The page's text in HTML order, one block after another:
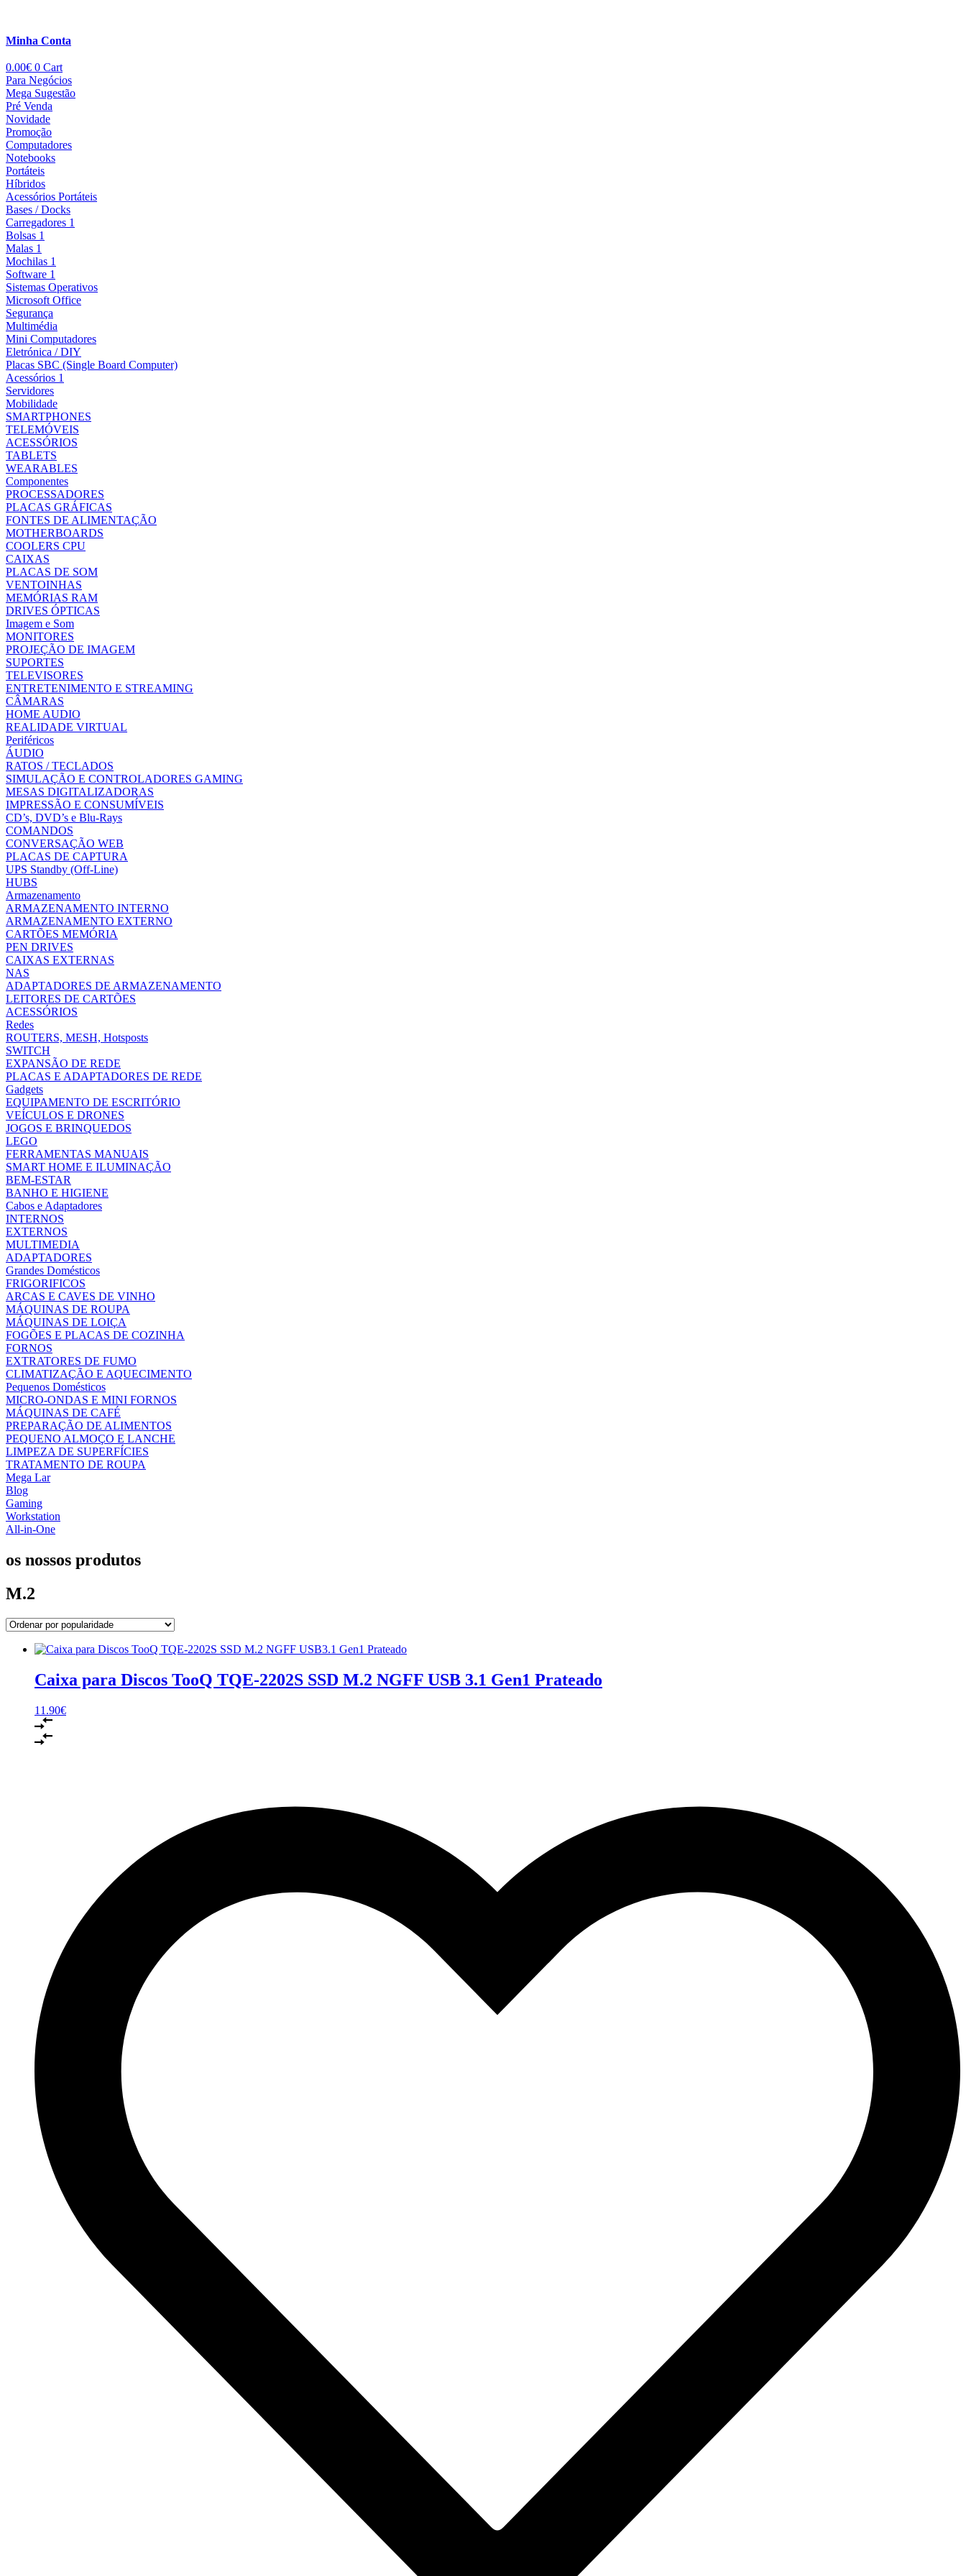
Minha Conta
0.00€ 0 Cart
Para Negócios
Mega Sugestão
Pré Venda
Novidade
Promoção
Computadores
Notebooks
Portáteis
Híbridos
Acessórios Portáteis
Bases / Docks
Carregadores 1
Bolsas 1
Malas 1
Mochilas 1
Software 1
Sistemas Operativos
Microsoft Office
Segurança
Multimédia
Mini Computadores
Eletrónica / DIY
Placas SBC (Single Board Computer)
Acessórios 1
Servidores
Mobilidade
SMARTPHONES
TELEMÓVEIS
ACESSÓRIOS
TABLETS
WEARABLES
Componentes
PROCESSADORES
PLACAS GRÁFICAS
FONTES DE ALIMENTAÇÃO
MOTHERBOARDS
COOLERS CPU
CAIXAS
PLACAS DE SOM
VENTOINHAS
MEMÓRIAS RAM
DRIVES ÓPTICAS
Imagem e Som
MONITORES
PROJEÇÃO DE IMAGEM
SUPORTES
TELEVISORES
ENTRETENIMENTO E STREAMING
CÂMARAS
HOME AUDIO
REALIDADE VIRTUAL
Periféricos
ÁUDIO
RATOS / TECLADOS
SIMULAÇÃO E CONTROLADORES GAMING
MESAS DIGITALIZADORAS
IMPRESSÃO E CONSUMÍVEIS
CD’s, DVD’s e Blu-Rays
COMANDOS
CONVERSAÇÃO WEB
PLACAS DE CAPTURA
UPS Standby (Off-Line)
HUBS
Armazenamento
ARMAZENAMENTO INTERNO
ARMAZENAMENTO EXTERNO
CARTÕES MEMÓRIA
PEN DRIVES
CAIXAS EXTERNAS
NAS
ADAPTADORES DE ARMAZENAMENTO
LEITORES DE CARTÕES
ACESSÓRIOS
Redes
ROUTERS, MESH, Hotsposts
SWITCH
EXPANSÃO DE REDE
PLACAS E ADAPTADORES DE REDE
Gadgets
EQUIPAMENTO DE ESCRITÓRIO
VEÍCULOS E DRONES
JOGOS E BRINQUEDOS
LEGO
FERRAMENTAS MANUAIS
SMART HOME E ILUMINAÇÃO
BEM-ESTAR
BANHO E HIGIENE
Cabos e Adaptadores
INTERNOS
EXTERNOS
MULTIMEDIA
ADAPTADORES
Grandes Domésticos
FRIGORIFICOS
ARCAS E CAVES DE VINHO
MÁQUINAS DE ROUPA
MÁQUINAS DE LOIÇA
FOGÕES E PLACAS DE COZINHA
FORNOS
EXTRATORES DE FUMO
CLIMATIZAÇÃO E AQUECIMENTO
Pequenos Domésticos
MICRO-ONDAS E MINI FORNOS
MÁQUINAS DE CAFÉ
PREPARAÇÃO DE ALIMENTOS
PEQUENO ALMOÇO E LANCHE
LIMPEZA DE SUPERFÍCIES
TRATAMENTO DE ROUPA
Mega Lar
Blog
Gaming
Workstation
All-in-One
os nossos produtos
M.2
Caixa para Discos TooQ TQE-2202S SSD M.2 NGFF USB 3.1 Gen1 Prateado
11.90€